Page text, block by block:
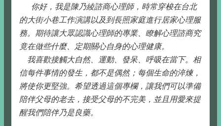
你好，我是陳乃綾諮商心理師，時常穿梭在台北
的大街小巷工作演講以及到長照家庭進行居家心理服
務。期待讓大眾認識心理師的專業、瞭解心理諮商究
竟在做些什麼、定期關心自身的心理健康。
我喜歡接觸大自然、運動、發呆、呼吸在當下。相
信每件事情的發生，都不是偶然；每個生命的淬煉，
將使你更堅強。希望透過這個專欄，讓我們可以準備
陪伴父母的老去，接受父母的不完美，並且用愛來提
醒我們陪伴乃是良藥。